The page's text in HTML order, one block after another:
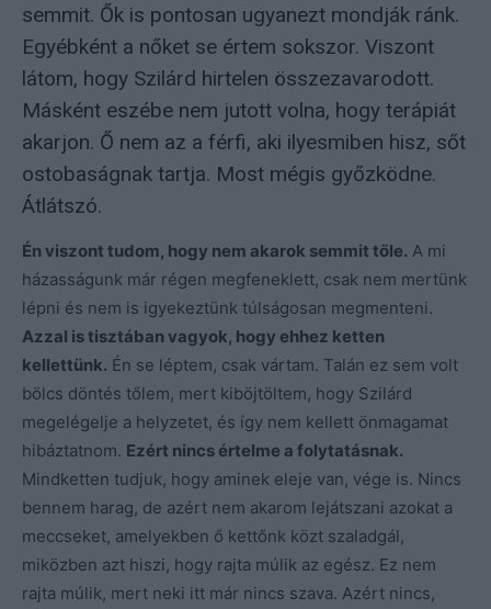
semmit. Ők is pontosan ugyanezt mondják ránk.
Egyébként a nőket se értem sokszor. Viszont
látom, hogy Szilárd hirtelen összezavarodott.
Másként eszébe nem jutott volna, hogy terápiát
akarjon. Ő nem az a férfi, aki ilyesmiben hisz, sőt
ostobaságnak tartja. Most mégis győzködne.
Átlátszó.
Én viszont tudom, hogy nem akarok semmit tőle. A mi
házasságunk már régen megfeneklett, csak nem mertünk
lépni és nem is igyekeztünk túlságosan megmenteni.
Azzal is tisztában vagyok, hogy ehhez ketten
kellettünk. Én se léptem, csak vártam. Talán ez sem volt
bölcs döntés tőlem, mert kiböjtöltem, hogy Szilárd
megelégelje a helyzetet, és így nem kellett önmagamat
hibáztatnom. Ezért nincs értelme a folytatásnak.
Mindketten tudjuk, hogy aminek eleje van, vége is. Nincs
bennem harag, de azért nem akarom lejátszani azokat a
meccseket, amelyekben ő kettőnk közt szaladgál,
miközben azt hiszi, hogy rajta múlik az egész. Ez nem
rajta múlik, mert neki itt már nincs szava. Azért nincs,